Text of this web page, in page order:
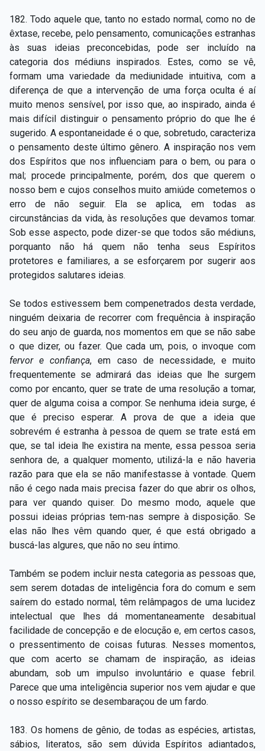
182. Todo aquele que, tanto no estado normal, como no de
êxtase, recebe, pelo pensamento, comunicações estranhas
às suas ideias preconcebidas, pode ser incluído na
categoria dos médiuns inspirados. Estes, como se vê,
formam uma variedade da mediunidade intuitiva, com a
diferença de que a intervenção de uma força oculta é aí
muito menos sensível, por isso que, ao inspirado, ainda é
mais difícil distinguir o pensamento próprio do que lhe é
sugerido. A espontaneidade é o que, sobretudo, caracteriza
o pensamento deste último gênero. A inspiração nos vem
dos Espíritos que nos influenciam para o bem, ou para o
mal; procede principalmente, porém, dos que querem o
nosso bem e cujos conselhos muito amiúde cometemos o
erro de não seguir. Ela se aplica, em todas as
circunstâncias da vida, às resoluções que devamos tomar.
Sob esse aspecto, pode dizer-se que todos são médiuns,
porquanto não há quem não tenha seus Espíritos
protetores e familiares, a se esforçarem por sugerir aos
protegidos salutares ideias.
Se todos estivessem bem compenetrados desta verdade,
ninguém deixaria de recorrer com frequência à inspiração
do seu anjo de guarda, nos momentos em que se não sabe
o que dizer, ou fazer. Que cada um, pois, o invoque com
fervor e confiança, em caso de necessidade, e muito
frequentemente se admirará das ideias que lhe surgem
como por encanto, quer se trate de uma resolução a tomar,
quer de alguma coisa a compor. Se nenhuma ideia surge, é
que é preciso esperar. A prova de que a ideia que
sobrevém é estranha à pessoa de quem se trate está em
que, se tal ideia lhe existira na mente, essa pessoa seria
senhora de, a qualquer momento, utilizá-la e não haveria
razão para que ela se não manifestasse à vontade. Quem
não é cego nada mais precisa fazer do que abrir os olhos,
para ver quando quiser. Do mesmo modo, aquele que
possui ideias próprias tem-nas sempre à disposição. Se
elas não lhes vêm quando quer, é que está obrigado a
buscá-las algures, que não no seu íntimo.
Também se podem incluir nesta categoria as pessoas que,
sem serem dotadas de inteligência fora do comum e sem
saírem do estado normal, têm relâmpagos de uma lucidez
intelectual que lhes dá momentaneamente desabitual
facilidade de concepção e de elocução e, em certos casos,
o pressentimento de coisas futuras. Nesses momentos,
que com acerto se chamam de inspiração, as ideias
abundam, sob um impulso involuntário e quase febril.
Parece que uma inteligência superior nos vem ajudar e que
o nosso espírito se desembaraçou de um fardo.
183. Os homens de gênio, de todas as espécies, artistas,
sábios, literatos, são sem dúvida Espíritos adiantados,